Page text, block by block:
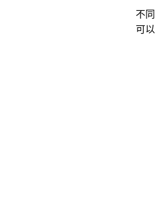
不
可